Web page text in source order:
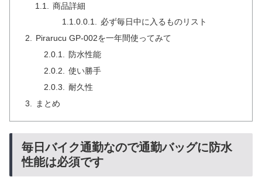
商品詳細
必ず毎日中に入るものリスト
Pirarucu GP-002を一年間使ってみて
防水性能
使い勝手
耐久性
まとめ
毎日バイク通勤なので通勤バッグに防水
性能は必須です